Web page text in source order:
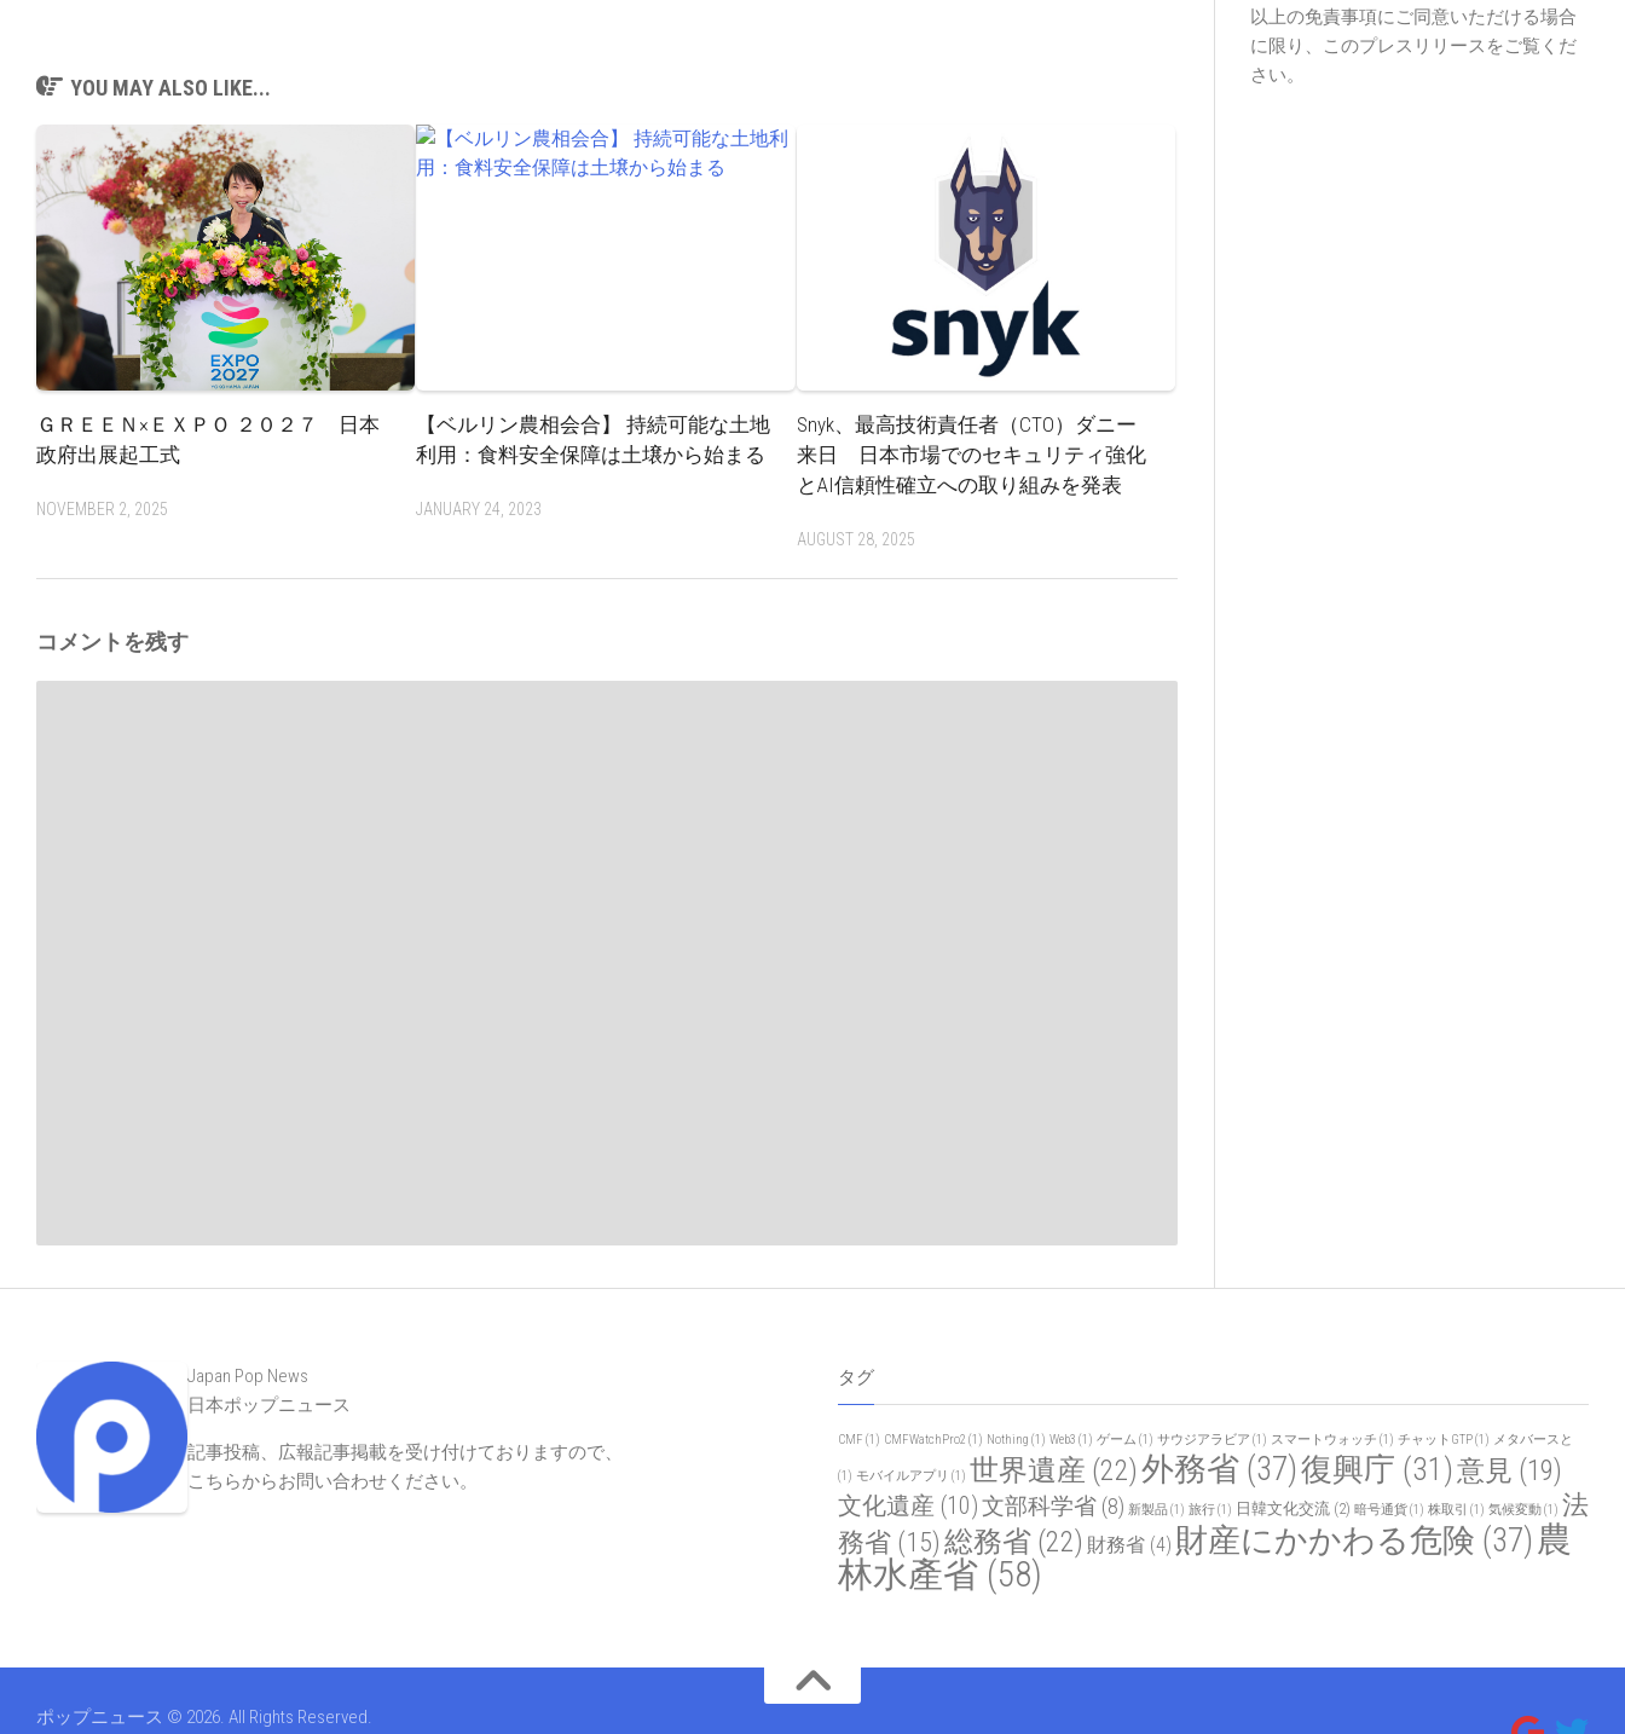
YOU MAY ALSO LIKE...
ＧＲＥＥＮ×ＥＸＰＯ ２０２７ 日本
政府出展起工式
NOVEMBER 2, 2025
【ベルリン農相会合】 持続可能な土地
利用：食料安全保障は土壌から始まる
JANUARY 24, 2023
Snyk、最高技術責任者（CTO）ダニー
来日 日本市場でのセキュリティ強化
とAI信頼性確立への取り組みを発表
AUGUST 28, 2025
コメントを残す
以上の免責事項にご同意いただける場合
に限り、このプレスリリースをご覧くだ
さい。
Japan Pop News
日本ポップニュース
記事投稿、広報記事掲載を受け付けておりますので、
こちらからお問い合わせください。
タグ
CMF (1) CMFWatchPro2 (1) Nothing (1) Web3 (1) ゲーム (1) サウジアラビア (1) スマートウォッチ (1) チャットGTP(1) メタバースと
(1) モバイルアプリ (1) 世界遺産 (22)外務省(37)復興庁 (31)意見 (19)
文化遺産 (10)文部科学省(8) 新製品(1) 旅行(1) 日韓文化交流(2) 暗号通貨(1) 株取引 (1) 気候変動(1) 法
務省(15) 総務省(22) 財務省(4) 財産にかかわる危険 (37) 農
林水產省(58)
ポップニュース © 2026. All Rights Reserved.